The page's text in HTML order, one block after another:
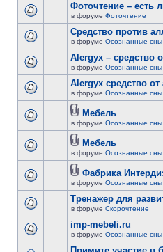
Фоточтение – есть
в форуме Фоточтение
Cредство против
в форуме Осознанные сны
Alergyx – средство
в форуме Осознанные сны
Alergyx средство от
в форуме Осознанные сны
Мебель
в форуме Осознанные сны
Мебель
в форуме Осознанные сны
Фабрика
в форуме Осознанные сны
Тренажер для
в форуме Скорочтение
imp-mebeli.ru
в форуме Осознанные сны